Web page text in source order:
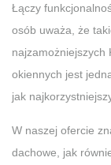
Łączy
osób uważa, że
najzamożniejszych
okiennych jest
jak
W naszej ofercie
dachowe, jak